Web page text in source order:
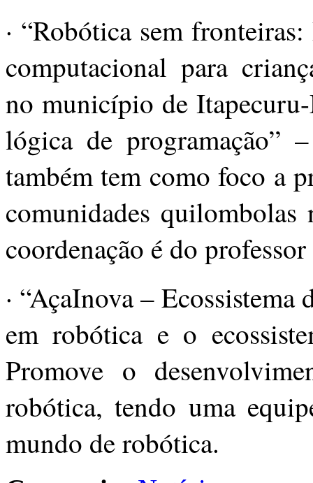
· “Robótica sem
computacional para
no município de
lógica de programação”
também tem como foco a
comunidades
coordenação é do
· “AçaInova –
em robótica e o
Promove o
robótica, tendo uma
mundo de robótica.